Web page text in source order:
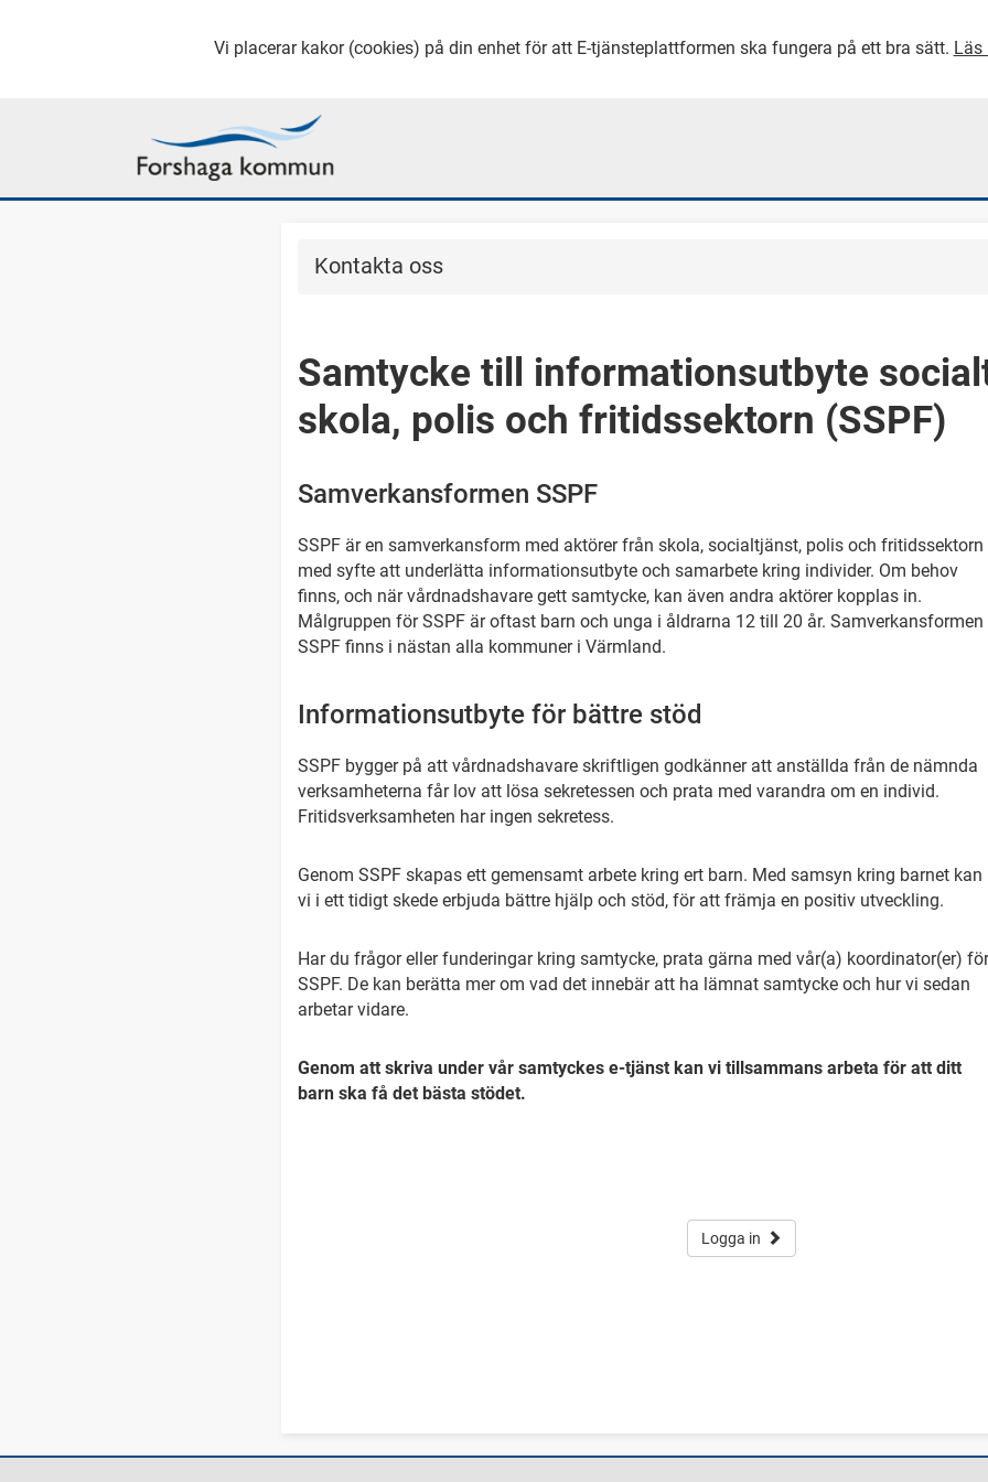
Vi placerar kakor (cookies) på din enhet för att E-tjänsteplattformen ska fungera på ett bra sätt. Läs
Kontakta oss
Samtycke till informationsutbyte
skola, polis och fritidssektorn (SSPF)
Samverkansformen SSPF
SSPF är en samverkansform med aktörer från skola, socialtjänst, polis och fritidssektorn
med syfte att underlätta informationsutbyte och samarbete kring individer. Om behov
finns, och när vårdnadshavare gett samtycke, kan även andra aktörer kopplas in.
Målgruppen för SSPF är oftast barn och unga i åldrarna 12 till 20 år. Samverkansformen
SSPF finns i nästan alla kommuner i Värmland.
Informationsutbyte för bättre stöd
SSPF bygger på att vårdnadshavare skriftligen godkänner att anställda från de nämnda
verksamheterna får lov att lösa sekretessen och prata med varandra om en individ.
Fritidsverksamheten har ingen sekretess.
Genom SSPF skapas ett gemensamt arbete kring ert barn. Med samsyn kring barnet kan
vi i ett tidigt skede erbjuda bättre hjälp och stöd, för att främja en positiv utveckling.
Har du frågor eller funderingar kring samtycke, prata gärna med vår(a) koordinator(er) för
SSPF. De kan berätta mer om vad det innebär att ha lämnat samtycke och hur vi sedan
arbetar vidare.
Genom att skriva under vår samtyckes e-tjänst kan vi tillsammans arbeta för att ditt
barn ska få det bästa stödet.
Logga in